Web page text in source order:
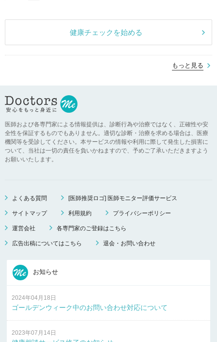
健康チェックを始める
もっと見る
医師および各専門家による情報提供は、診断行為や治療ではなく、正確性や安
全性を保証するものでもありません。適切な診断・治療を求める場合は、医療
機関等を受診してください。本サービスの情報や利用に際して発生した損害に
ついて、当社は一切の責任を負いかねますので、予めご了承いただきますよう
お願いいたします。
よくある質問 [医師推奨ロゴ] 医師モニター評価サービス
サイトマップ 利用規約 プライバシーポリシー
運営会社 各専門家のご登録はこちら
広告出稿についてはこちら 退会・お問い合わせ
お知らせ
2024年04月18日
ゴールデンウィーク中のお問い合わせ対応について
2023年07月14日